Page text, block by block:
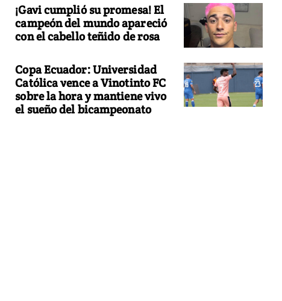
¡Gavi cumplió su promesa! El
campeón del mundo apareció
con el cabello teñido de rosa
Copa Ecuador: Universidad
Católica vence a Vinotinto FC
sobre la hora y mantiene vivo
el sueño del bicampeonato